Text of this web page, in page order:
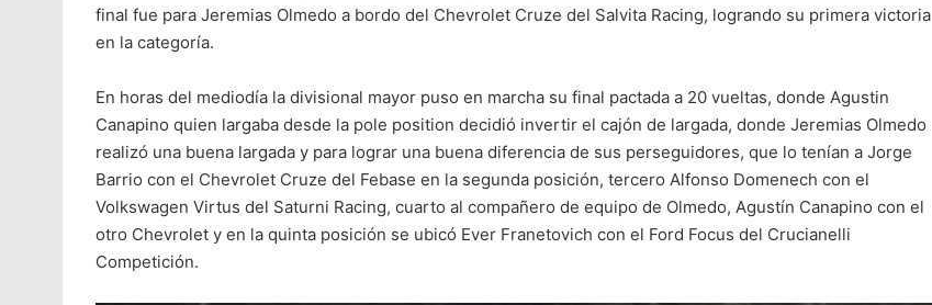
final fue para Jeremias Olmedo a bordo del Chevrolet Cruze del Salvita Racing, logrando su primera victoria
en la categoría.
En horas del mediodía la divisional mayor puso en marcha su final pactada a 20 vueltas, donde Agustin
Canapino quien largaba desde la pole position decidió invertir el cajón de largada, donde Jeremias Olmedo
realizó una buena largada y para lograr una buena diferencia de sus perseguidores, que lo tenían a Jorge
Barrio con el Chevrolet Cruze del Febase en la segunda posición, tercero Alfonso Domenech con el
Volkswagen Virtus del Saturni Racing, cuarto al compañero de equipo de Olmedo, Agustín Canapino con el
otro Chevrolet y en la quinta posición se ubicó Ever Franetovich con el Ford Focus del Crucianelli
Competición.